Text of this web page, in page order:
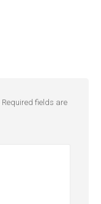
Required fields are